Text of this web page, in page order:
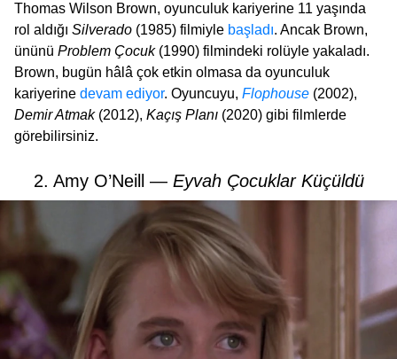
Thomas Wilson Brown, oyunculuk kariyerine 11 yaşında
rol aldığı Silverado (1985) filmiyle başladı. Ancak Brown,
ününü Problem Çocuk(1990) filmindeki rolüyle yakaladı.
Brown, bugün hâlâ çok etkin olmasa da oyunculuk
kariyerine devam ediyor. Oyuncuyu, Flophouse (2002),
Demir Atmak(2012), Kaçış Planı (2020) gibi filmlerde
görebilirsiniz.
2. Amy O’Neill — Eyvah Çocuklar Küçüldü